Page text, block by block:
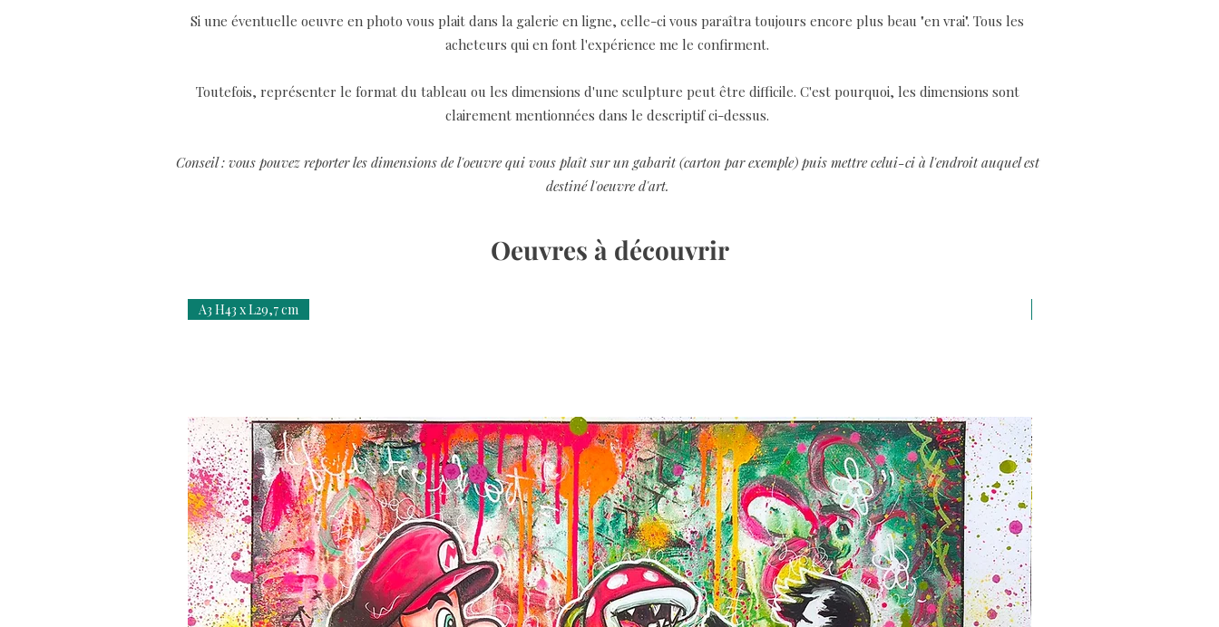
Si une éventuelle oeuvre en photo vous plait dans la galerie en ligne, celle-ci vous paraîtra toujours encore plus beau "en vrai". Tous les
acheteurs qui en font l'expérience me le confirment.
Toutefois, représenter le format du tableau ou les dimensions d'une sculpture peut être difficile. C'est pourquoi, les dimensions sont
clairement mentionnées dans le descriptif ci-dessus.
Conseil : vous pouvez reporter les dimensions de l'oeuvre qui vous plaît sur un gabarit (carton par exemple) puis mettre celui-ci à l'endroit auquel est
destiné l'oeuvre d'art.
Oeuvres à découvrir
A3 H43 x L29,7 cm